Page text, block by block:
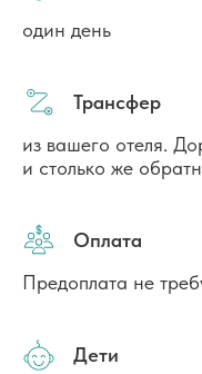
один день
Трансфер
из вашего отеля.
и столько же
Оплата
Предоплата не
Дети